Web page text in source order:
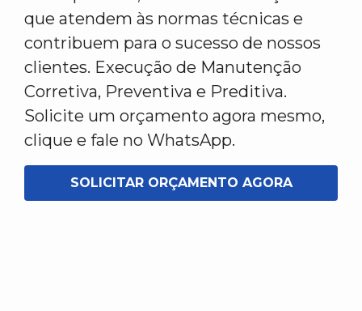
que atendem às normas técnicas e
contribuem para o sucesso de nossos
clientes. Execução de Manutenção
Corretiva, Preventiva e Preditiva.
Solicite um orçamento agora mesmo,
clique e fale no WhatsApp.
SOLICITAR ORÇAMENTO AGORA